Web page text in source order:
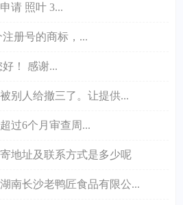
请 照叶 3...
注册号的商标，...
！ 感谢...
别人给撤三了。让提供...
过6个月审查周...
地址及联系方式是多少呢
南长沙老鸭匠食品有限公...